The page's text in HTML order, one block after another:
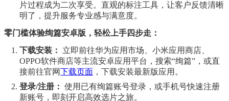
片过程成为二次享受。直观的标注工具，让客户反馈清晰
明了，提升服务专业感与满意度。
零门槛体验绚篇安卓版，轻松上手四步走：
下载安装：
立即前往华为应用市场、小米应用商店、
OPPO软件商店等主流安卓应用平台，搜索“绚篇”，或直
接前往官网下载页面 ，下载安装最新版应用。
登录/注册： 使用已有绚篇账号登录，或手机号快速注册
新账号，即刻开启高效选片之旅。